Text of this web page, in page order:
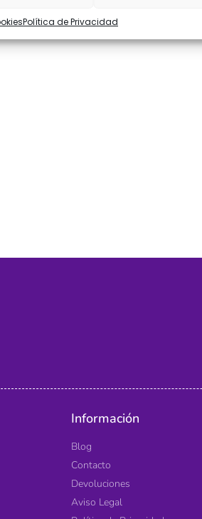
Política de Privacidad
prendas: vestidos de gitana, vestidos
Información
Blog
Contacto
Devoluciones
Aviso Legal